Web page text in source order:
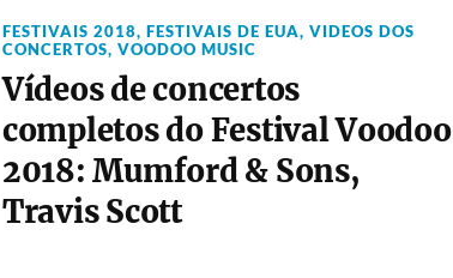
FESTIVAIS 2018, FESTIVAIS DE EUA, VIDEOS DOS
CONCERTOS, VOODOO MUSIC
Vídeos de concertos
completos do Festival Voodoo
2018: Mumford & Sons,
Travis Scott